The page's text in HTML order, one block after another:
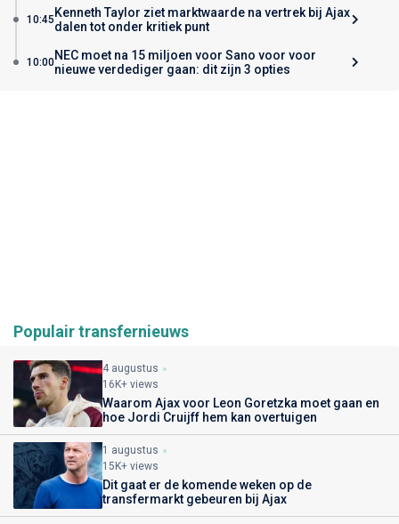
10:45 Kenneth Taylor ziet marktwaarde na vertrek bij Ajax
dalen tot onder kritiek punt
10:00NEC moet na 15 miljoen voor Sano voor voor
nieuwe verdediger gaan: dit zijn 3 opties
Populair transfernieuws
4 augustus
16K+ views
Waarom Ajax voor Leon Goretzka moet gaan en
hoe Jordi Cruijff hem kan overtuigen
1 augustus
15K+ views
Dit gaat er de komende weken op de
transfermarkt gebeuren bij Ajax